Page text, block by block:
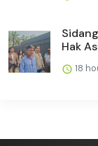
Hak
18